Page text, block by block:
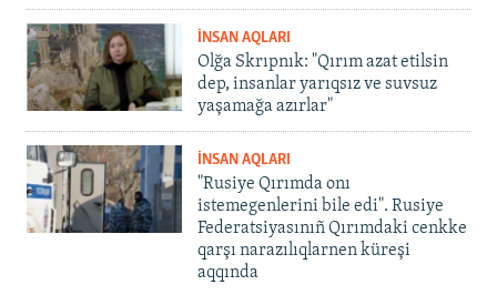
İNSAN AQLARI
Olğa Skrıpnık: "Qırım azat etilsin
dep, insanlar yarıqsız ve suvsuz
yaşamağa azırlar"
İNSAN AQLARI
"Rusiye Qırımda onı
istemegenlerini bile edi". Rusiye
Federatsiyasınıñ Qırımdaki cenkke
qarşı narazılıqlarnen küreşi
aqqında